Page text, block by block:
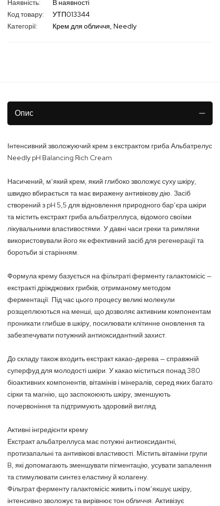
В наявності
Код товару
УТП013344
Категорії:
Крем для обличчя Needly
Опис
Інтенсивний зволожуючий крем з екстрактом гриба Альбатрелус
Needly pH Balancing Rich Cream
Насичений, м’який крем, який глибоко зволожує суху шкіру,
швидко вбирається та має виражену антивікову дію. Засіб
створений з pH 5,5 для відновлення природного бар’єра шкіри
та містить екстракт гриба альбатреллуса, відомого своїми
лікувальними властивостями. У давні часи греки та римляни
використовували його як ефективний засіб для регенерації та
боротьби зі старінням.
Формула крему базується на фільтраті ферменту галактомісіс —
екстракті дріжджових грибків, отриманому методом
ферментації. Під час цього процесу великі молекули
розщеплюються на менші, що дозволяє активним компонентам
проникати глибше в шкіру, посилювати клітинне оновлення та
забезпечувати потужний антиоксидантний захист.
До складу також входить екстракт какао-дерева — справжній
суперфуд для молодості шкіри. У какао міститься понад 380
біоактивних компонентів, вітамінів і мінералів, серед яких багато
сірки та магнію, що заспокоюють шкіру, зменшують
почервоніння та підтримують здоровий вигляд.
Активні інгредієнти крему
Екстракт альбатреллуса має потужні антиоксидантні,
протизапальні та антивікові властивості. Містить вітаміни групи
B, які допомагають зменшувати пігментацію, усувати запалення
та стимулювати синтез еластину й колагену.
Фільтрат ферменту галактомісіс живить і пом’якшує шкіру,
інтенсивно зволожує та вирівнює тон обличчя. Активізує